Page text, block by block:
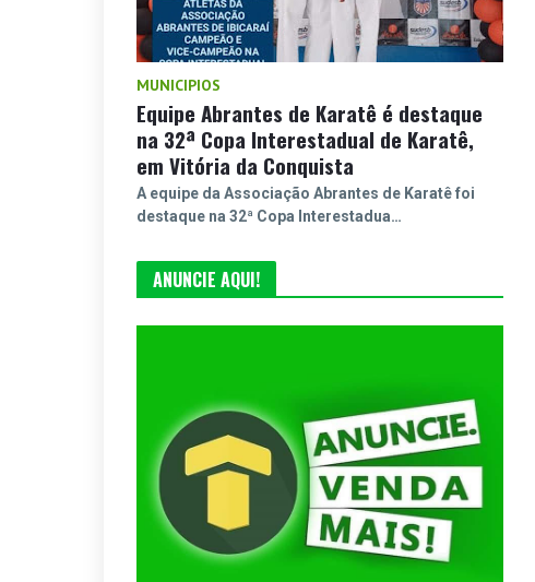
MUNICIPIOS
Equipe Abrantes de Karatê é destaque
na 32ª Copa Interestadual de Karatê,
em Vitória da Conquista
A equipe da Associação Abrantes de Karatê foi
destaque na 32ª Copa Interestadua…
ANUNCIE AQUI!